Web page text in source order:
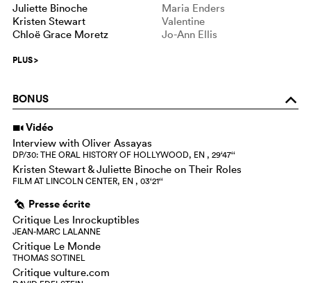
Juliette Binoche
Maria Enders
Kristen Stewart
Valentine
Chloë Grace Moretz
Jo-Ann Ellis
PLUS>
BONUS o
i Vidéo
Interview with Oliver Assayas
DP/30: THE ORAL HISTORY OF HOLLYWOOD, EN , 29‘47‘‘
Kristen Stewart & Juliette Binoche on Their Roles
FILM AT LINCOLN CENTER, EN , 03‘21‘‘
g Presse écrite
Critique Les Inrockuptibles
JEAN-MARC LALANNE
Critique Le Monde
THOMAS SOTINEL
Critique vulture.com